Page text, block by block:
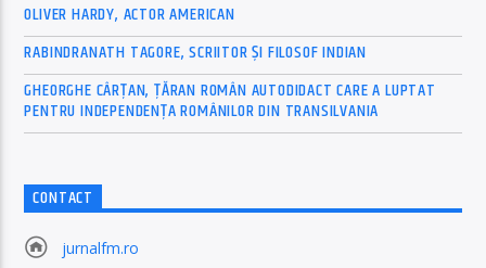
OLIVER HARDY, ACTOR AMERICAN
RABINDRANATH TAGORE, SCRIITOR ȘI FILOSOF INDIAN
GHEORGHE CÂRȚAN, ŢĂRAN ROMÂN AUTODIDACT CARE A LUPTAT
PENTRU INDEPENDENȚA ROMÂNILOR DIN TRANSILVANIA
CONTACT
jurnalfm.ro